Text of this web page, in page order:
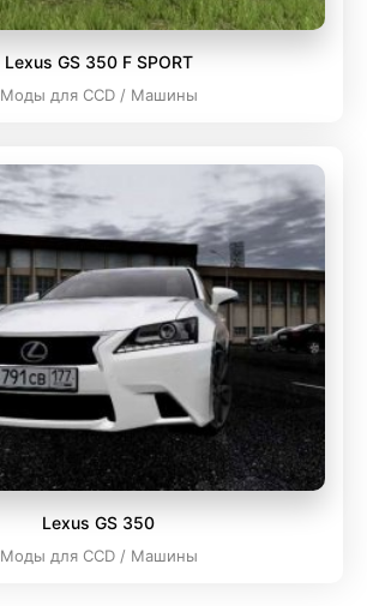
Lexus GS 350 F SPORT
Моды для CCD / Машины
Lexus GS 350
Моды для CCD / Машины